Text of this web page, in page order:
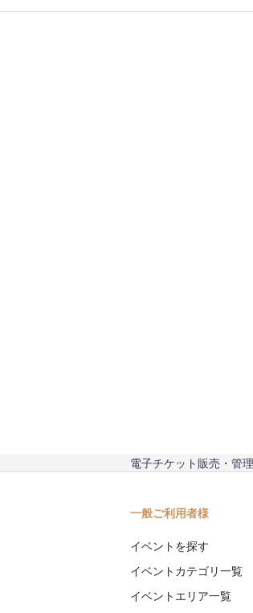
電子チケット販売・管
一般ご利用者様
イベントを探す
イベントカテゴリ一覧
イベントエリア一覧